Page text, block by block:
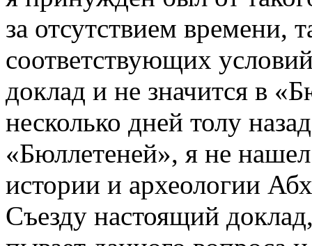
за отсутствием времени,
соответствующих
доклад и не значится в
несколько дней толу
«Бюллетеней», я не
истории и археологии
Съезду настоящий